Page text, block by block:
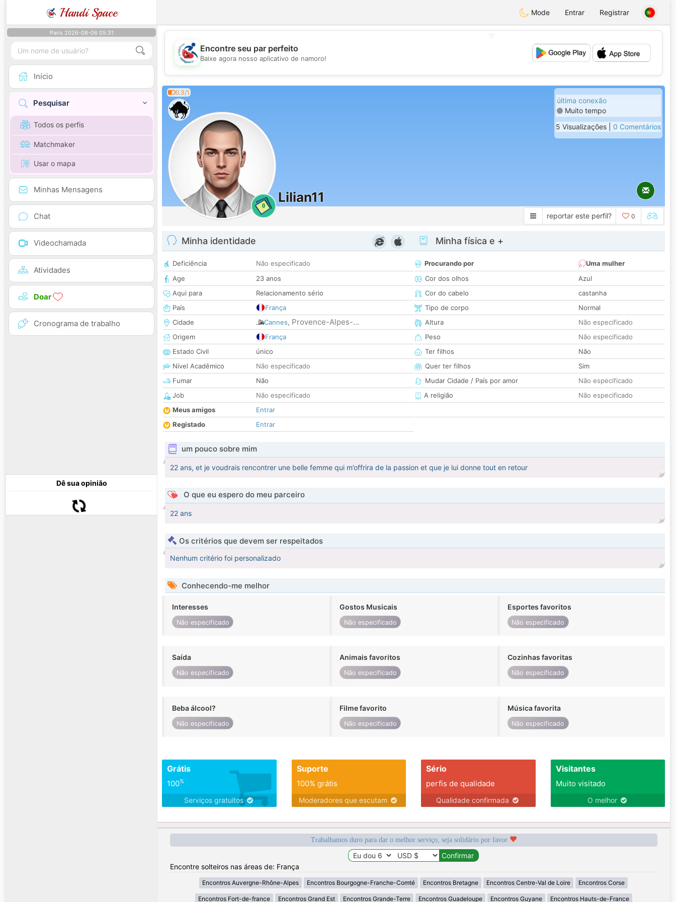
Handi Space Mode Entrar Registrar
Paris 2026-08-06 05:31
Início
Pesquisar
Todos os perfis
Matchmaker
Usar o mapa
Minhas Mensagens
Chat
Videochamada
Atividades
Doar
Cronograma de trabalho
Dê sua opinião
💖
💕
💕
Encontre seu par perfeito
Baixe agora nosso aplicativo de namoro!
0.3/1
0
Lilian11
última conexão
Muito tempo
5 Visualizações | 0 Comentários
reportar este perfil? 0
Minha identidade
Deficiência
Não especificado
Age
23 anos
Aqui para
Relacionamento sério
País
França
Cidade
Cannes, Provence-Alpes-...
Origem
França
Estado Civil
único
Nível Acadêmico
Não especificado
Fumar
Não
Job
Não especificado
Meus amigos
Entrar
Registado
Entrar
Minha física e +
Procurando por
Uma mulher
Cor dos olhos
Azul
Cor do cabelo
castanha
Tipo de corpo
Normal
Altura
Não especificado
Peso
Não especificado
Ter filhos
Não
Quer ter filhos
Sim
Mudar Cidade / País por amor
Não especificado
A religião
Não especificado
um pouco sobre mim
22 ans, et je voudrais rencontrer une belle femme qui m’offrira de la passion et que je lui donne tout en retour
O que eu espero do meu parceiro
22 ans
Os critérios que devem ser respeitados
Nenhum critério foi personalizado
Conhecendo-me melhor
Interesses
Não especificado
Gostos Musicais
Não especificado
Esportes favoritos
Não especificado
Saída
Não especificado
Animais favoritos
Não especificado
Cozinhas favoritas
Não especificado
Beba álcool?
Não especificado
Filme favorito
Não especificado
Música favorita
Não especificado
Grátis
100%
Serviços gratuitos
Suporte
100% grátis
Moderadores que escutam
Sério
perfis de qualidade
Qualidade confirmada
Visitantes
Muito visitado
O melhor
Trabalhamos duro para dar o melhor serviço, seja solidário por favor
Encontre solteiros nas áreas de: França
Encontros Auvergne-Rhône-Alpes Encontros Bourgogne-Franche-Comté Encontros Bretagne Encontros Centre-Val de Loire Encontros Corse
Encontros Fort-de-france Encontros Grand Est Encontros Grande-Terre Encontros Guadeloupe Encontros Guyane Encontros Hauts-de-France